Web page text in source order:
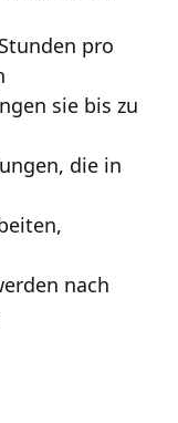
pro
sie bis zu
die in
nach